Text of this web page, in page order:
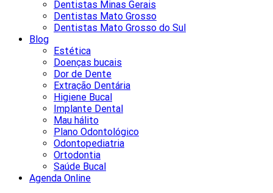
Dentistas Minas Gerais
Dentistas Mato Grosso
Dentistas Mato Grosso do Sul
Blog
Estética
Doenças bucais
Dor de Dente
Extração Dentária
Higiene Bucal
Implante Dental
Mau hálito
Plano Odontológico
Odontopediatria
Ortodontia
Saúde Bucal
Agenda Online